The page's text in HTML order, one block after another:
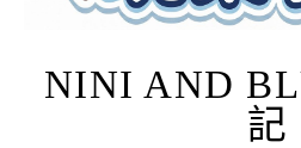
NINI AND
記